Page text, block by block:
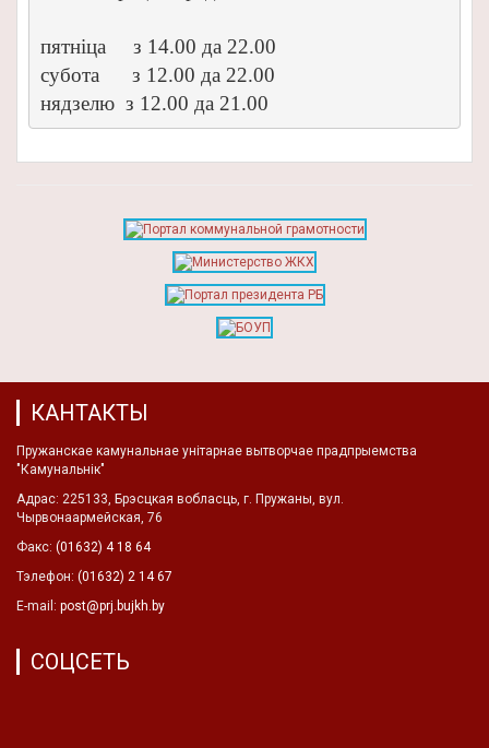
пятніца     з 14.00 да 22.00
субота      з 12.00 да 22.00
нядзелю  з 12.00 да 21.00
КАНТАКТЫ
Пружанскае камунальнае унітарнае вытворчае прадпрыемства
"Камунальнік"
Адрас: 225133, Брэсцкая вобласць, г. Пружаны, вул.
Чырвонаармейская, 76
Факс: (01632) 4 18 64
Тэлефон: (01632) 2 14 67
E-mail: post@prj.bujkh.by
СОЦСЕТЬ